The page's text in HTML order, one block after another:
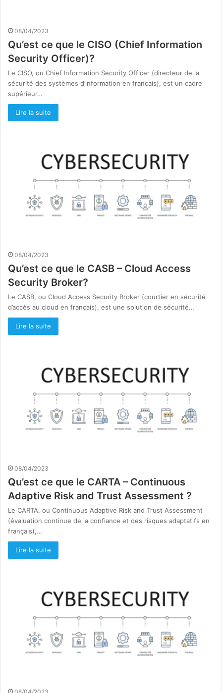
08/04/2023
Qu’est ce que le CISO (Chief Information
Security Officer)?
Le CISO, ou Chief Information Security Officer (directeur de la
sécurité des systèmes d’information en français), est un cadre
supérieur…
Lire la suite
08/04/2023
Qu’est ce que le CASB – Cloud Access
Security Broker?
Le CASB, ou Cloud Access Security Broker (courtier en sécurité
d’accès au cloud en français), est une solution de sécurité…
Lire la suite
08/04/2023
Qu’est ce que le CARTA – Continuous
Adaptive Risk and Trust Assessment ?
Le CARTA, ou Continuous Adaptive Risk and Trust Assessment
(évaluation continue de la confiance et des risques adaptatifs en
français),…
Lire la suite